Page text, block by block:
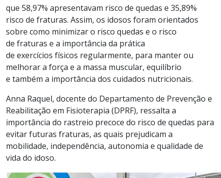
que 58,97% apresentavam risco de quedas e 35,89%
risco de fraturas. Assim, os idosos foram orientados
sobre como minimizar o risco quedas e o risco
de fraturas e a importância da prática
de exercícios físicos regularmente, para manter ou
melhorar a força e a massa muscular, equilíbrio
e também a importância dos cuidados nutricionais.
Anna Raquel, docente do Departamento de Prevenção e
Reabilitação em Fisioterapia (DPRF), ressalta a
importância do rastreio precoce do risco de quedas para
evitar futuras fraturas, as quais prejudicam a
mobilidade, independência, autonomia e qualidade de
vida do idoso.